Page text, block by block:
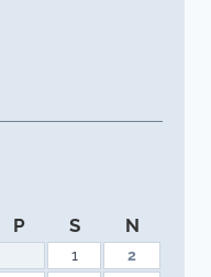
P S N
1
2